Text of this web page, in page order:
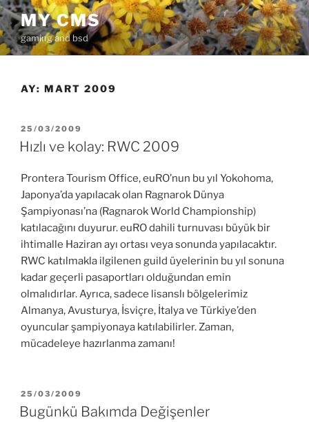
İçeriğe
geç MY CMS
gaming and bsd
AY: MART 2009
YAYIM
TARIHI
25/03/2009
Hızlı ve kolay: RWC 2009
Prontera Tourism Office, euRO’nun bu yıl Yokohoma,
Japonya’da yapılacak olan Ragnarok Dünya
Şampiyonası’na (Ragnarok World Championship)
katılacağını duyurur. euRO dahili turnuvası büyük bir
ihtimalle Haziran ayı ortası veya sonunda yapılacaktır.
RWC katılmakla ilgilenen guild üyelerinin bu yıl sonuna
kadar geçerli pasaportları olduğundan emin
olmalıdırlar. Ayrıca, sadece lisanslı bölgelerimiz
Almanya, Avusturya, İsviçre, İtalya ve Türkiye’den
oyuncular şampiyonaya katılabilirler. Zaman,
mücadeleye hazırlanma zamanı!
YAYIM
TARIHI
25/03/2009
Bugünkü Bakımda Değişenler